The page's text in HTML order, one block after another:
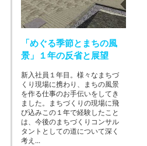
「めぐる季節とまちの風
景」１年の反省と展望
新入社員１年目。様々なまちづ
くり現場に携わり、まちの風景
を作る仕事のお手伝いをしてき
ました。まちづくりの現場に飛
び込みこの１年で経験したこと
は、今後のまちづくりコンサル
タントとしての道について深く
考え...